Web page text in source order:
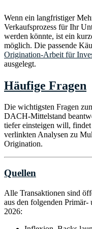
Wenn ein langfristiger
Verkaufsprozess für Ihr
werden könnte, ist ein
möglich. Die passende
Origination-Arbeit für
ausgelegt.
Häufige Fragen
Die wichtigsten Fragen
DACH-Mittelstand
tiefer einsteigen will,
verlinkten Analysen zu
Origination.
Quellen
Alle Transaktionen sind
aus den folgenden
2026: